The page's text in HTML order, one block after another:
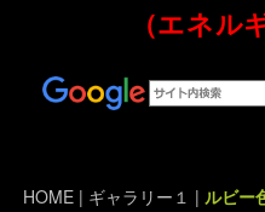
（エネル
HOME | ギャラリー１ |ルビー